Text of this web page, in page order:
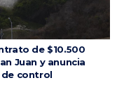
de $10.500
Juan y anuncia
control